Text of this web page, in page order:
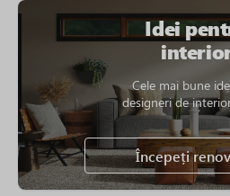
Idei
Cele mai bune
designeri de
Începeți